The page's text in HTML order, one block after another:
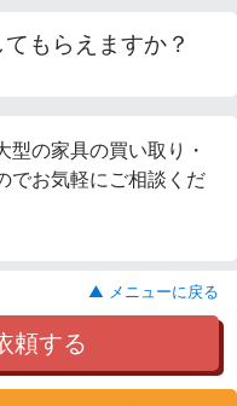
もらえますか？
型の家具の買い取り・
でお気軽にご相談くだ
▲ メニューに戻る
頼する